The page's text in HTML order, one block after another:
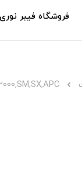
فروشگاه فیبر نوری